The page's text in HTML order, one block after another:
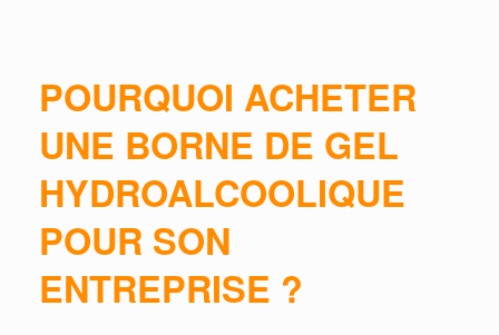
POURQUOI ACHETER
UNE BORNE DE GEL
HYDROALCOOLIQUE
POUR SON
ENTREPRISE ?